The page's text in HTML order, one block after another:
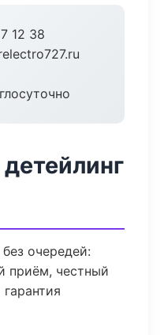
12 38
очередей:
приём, честный